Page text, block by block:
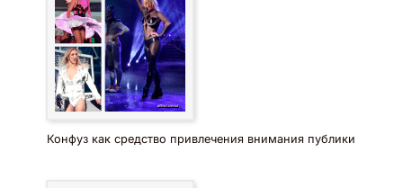
Конфуз как средство привлечения внимания публики